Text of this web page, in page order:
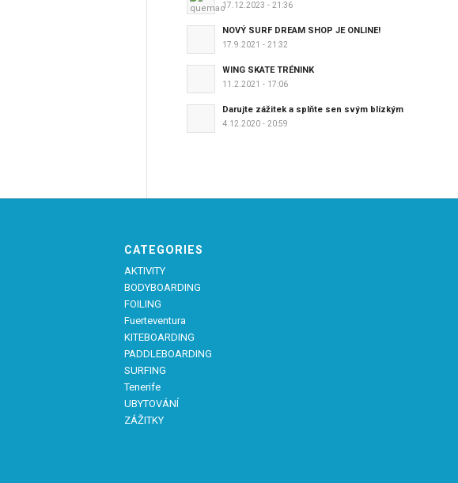
17.12.2023 - 21:36
NOVÝ SURF DREAM SHOP JE ONLINE!
17.9.2021 - 21:32
WING SKATE TRÉNINK
11.2.2021 - 17:06
Darujte zážitek a splňte sen svým blízkým
4.12.2020 - 20:59
CATEGORIES
AKTIVITY
BODYBOARDING
FOILING
Fuerteventura
KITEBOARDING
PADDLEBOARDING
SURFING
Tenerife
UBYTOVÁNÍ
ZÁŽITKY